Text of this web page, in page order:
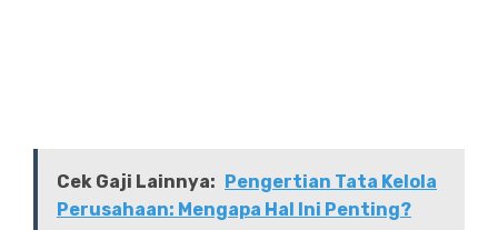
Cek Gaji Lainnya: Pengertian Tata Kelola
Perusahaan: Mengapa Hal Ini Penting?